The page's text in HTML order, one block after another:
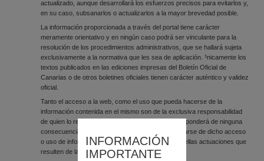
actualizado, aunque desarrollará los esfuerzos precisos para evitarlos y,
en su caso, subsanarlos o actualizarlos a la mayor brevedad posible.
La información proporcionada a través del portal tiene carácter
meramente orientativo y en ningún caso podrá ser vinculante para la
resolución de los procedimientos administrativos, que se hallará sujeta
exclusivamente a la normativa que les sea de aplicación. ³nicamente los
textos publicados en las ediciones impresas del Boletín Oficial de
Canarias o de otros boletines oficiales tienen carácter auténtico y validez
oficial.
Tanto el acceso a la web, como el uso que pueda hacerse de la
información contenida en el mismo son de la exclusiva responsabilidad
de quien lo realiza. El Gobierno de Canarias no responderá de ninguna
consecuencia, daño o perjuicio que pudieran derivarse de dicho acceso
o uso de información, con excepción de todas aquellas actuaciones que
resulten de las disposiciones legales aplicables.
INFORMACIÓN
IMPORTANTE